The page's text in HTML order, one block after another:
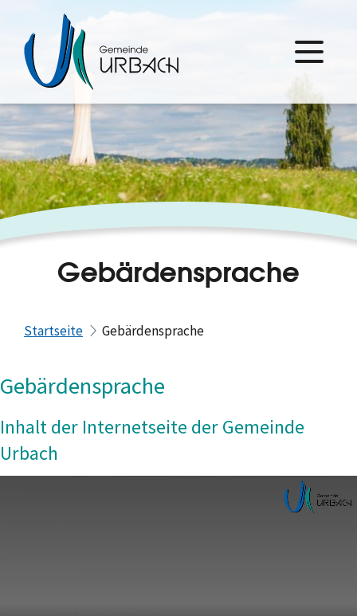
Gebärdensprache
Startseite Gebärdensprache
Gebärdensprache
Inhalt der Internetseite der Gemeinde
Urbach